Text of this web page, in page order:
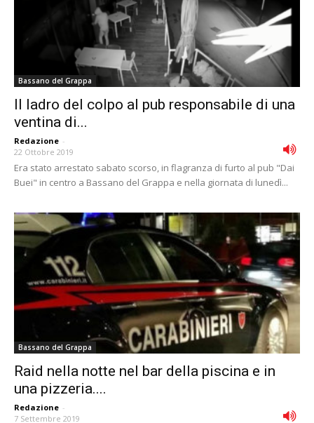
Bassano del Grappa
Il ladro del colpo al pub responsabile di una
ventina di...
Redazione -
22 Ottobre 2019
Era stato arrestato sabato scorso, in flagranza di furto al pub "Dai
Buei" in centro a Bassano del Grappa e nella giornata di lunedì...
Bassano del Grappa
Raid nella notte nel bar della piscina e in
una pizzeria....
Redazione -
7 Settembre 2019